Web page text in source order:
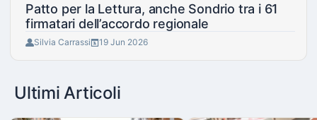
Patto per la Lettura, anche Sondrio tra i 61
firmatari dell’accordo regionale
Silvia Carrassi 19 Jun 2026
Ultimi Articoli